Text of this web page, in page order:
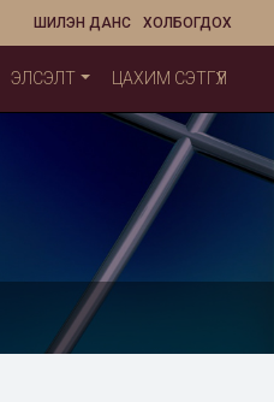
ХОЛБОГДОХ
ШИЛЭН ДАНС
ЭЛСЭЛТ ЦАХИМ СЭТГҮҮЛ